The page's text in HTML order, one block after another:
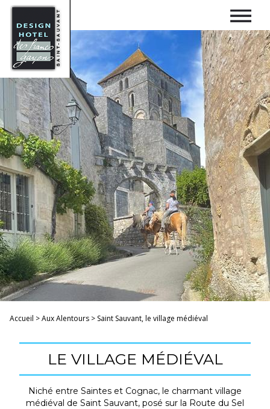
Accueil >Aux Alentours> Saint Sauvant, le village médiéval
LE VILLAGE MÉDIÉVAL
Niché entre Saintes et Cognac, le charmant village
médiéval de Saint Sauvant, posé sur la Route du Sel